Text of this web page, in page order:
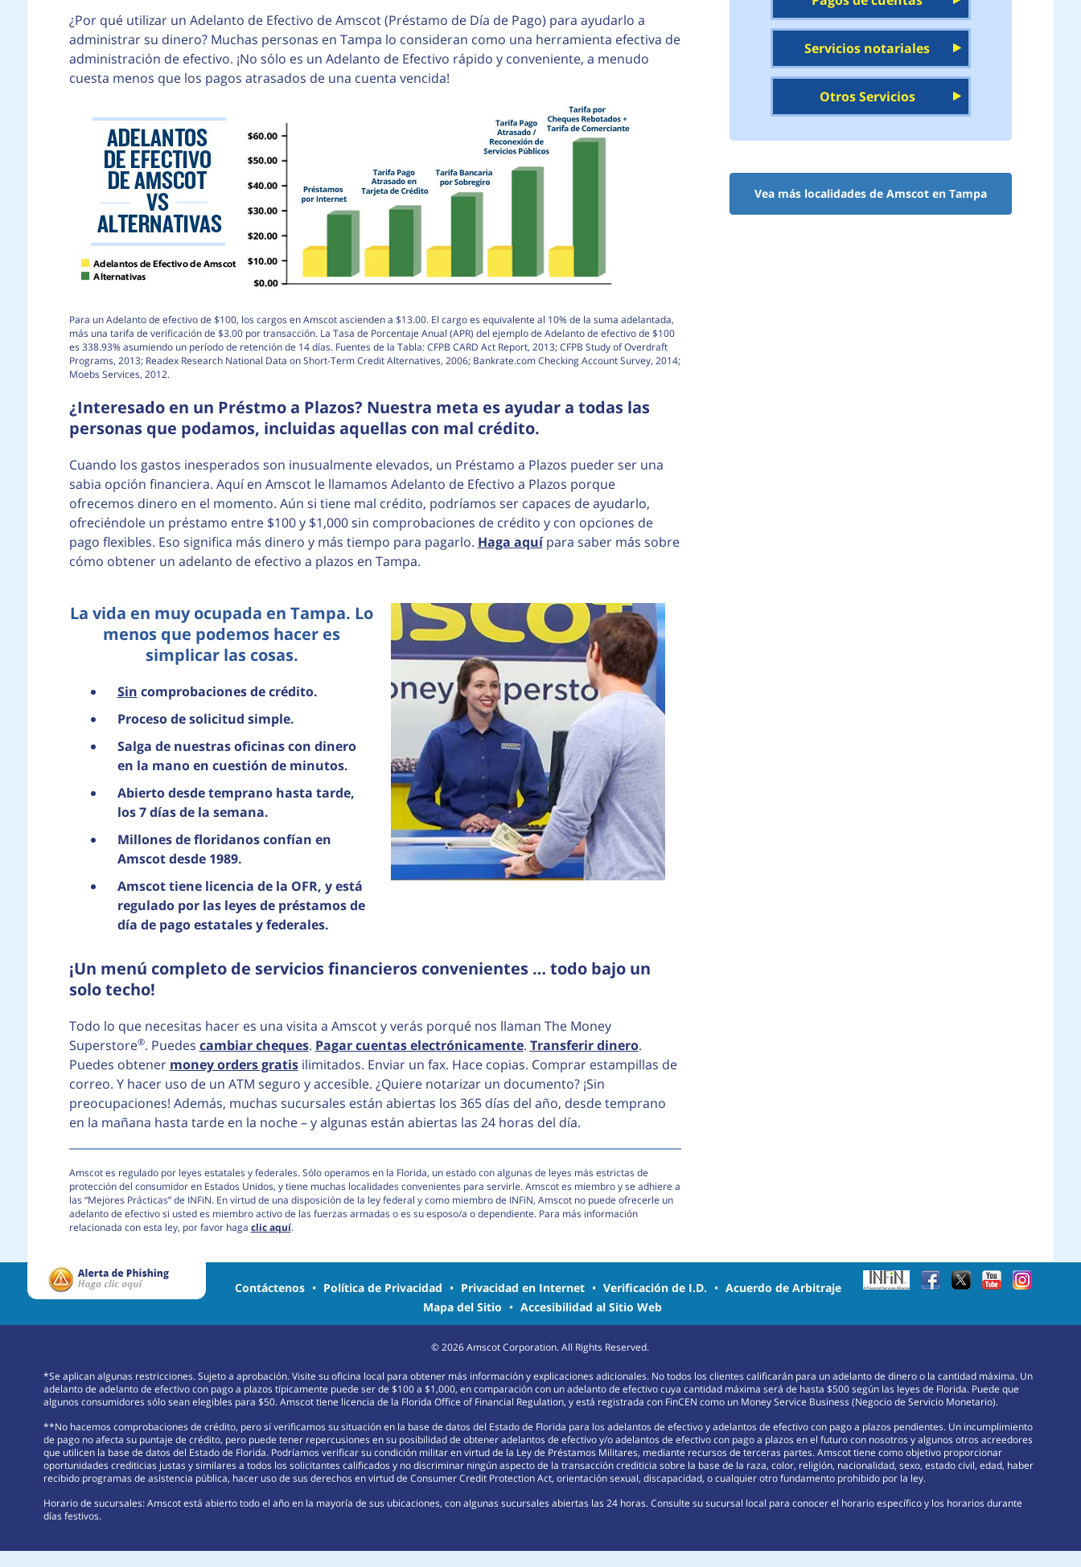
¿Por qué utilizar un Adelanto de Efectivo de Amscot (Préstamo de Día de Pago) para ayudarlo a
administrar su dinero? Muchas personas en Tampa lo consideran como una herramienta efectiva de
administración de efectivo. ¡No sólo es un Adelanto de Efectivo rápido y conveniente, a menudo
cuesta menos que los pagos atrasados de una cuenta vencida!
Para un Adelanto de efectivo de $100, los cargos en Amscot ascienden a $13.00. El cargo es equivalente al 10% de la suma adelantada,
más una tarifa de verificación de $3.00 por transacción. La Tasa de Porcentaje Anual (APR) del ejemplo de Adelanto de efectivo de $100
es 338.93% asumiendo un período de retención de 14 días. Fuentes de la Tabla: CFPB CARD Act Report, 2013; CFPB Study of Overdraft
Programs, 2013; Readex Research National Data on Short-Term Credit Alternatives, 2006; Bankrate.com Checking Account Survey, 2014;
Moebs Services, 2012.
¿Interesado en un Préstmo a Plazos? Nuestra meta es ayudar a todas las
personas que podamos, incluidas aquellas con mal crédito.
Cuando los gastos inesperados son inusualmente elevados, un Préstamo a Plazos pueder ser una
sabia opción financiera. Aquí en Amscot le llamamos Adelanto de Efectivo a Plazos porque
ofrecemos dinero en el momento. Aún si tiene mal crédito, podríamos ser capaces de ayudarlo,
ofreciéndole un préstamo entre $100 y $1,000 sin comprobaciones de crédito y con opciones de
pago flexibles. Eso significa más dinero y más tiempo para pagarlo. Haga aquípara saber más sobre
cómo obtener un adelanto de efectivo a plazos en Tampa.
La vida en muy ocupada en Tampa. Lo
menos que podemos hacer es
simplicar las cosas.
Sin comprobaciones de crédito.
Proceso de solicitud simple.
Salga de nuestras oficinas con dinero
en la mano en cuestión de minutos.
Abierto desde temprano hasta tarde,
los 7 días de la semana.
Millones de floridanos confían en
Amscot desde 1989.
Amscot tiene licencia de la OFR, y está
regulado por las leyes de préstamos de
día de pago estatales y federales.
¡Un menú completo de servicios financieros convenientes … todo bajo un
solo techo!
Todo lo que necesitas hacer es una visita a Amscot y verás porqué nos llaman The Money
Superstore®. Puedes cambiar cheques. Pagar cuentas electrónicamente. Transferir dinero.
Puedes obtener money orders gratisilimitados. Enviar un fax. Hace copias. Comprar estampillas de
correo. Y hacer uso de un ATM seguro y accesible. ¿Quiere notarizar un documento? ¡Sin
preocupaciones! Además, muchas sucursales están abiertas los 365 días del año, desde temprano
en la mañana hasta tarde en la noche – y algunas están abiertas las 24 horas del día.
Amscot es regulado por leyes estatales y federales. Sólo operamos en la Florida, un estado con algunas de leyes más estrictas de
protección del consumidor en Estados Unidos, y tiene muchas localidades convenientes para servirle. Amscot es miembro y se adhiere a
las “Mejores Prácticas” de INFiN. En virtud de una disposición de la ley federal y como miembro de INFiN, Amscot no puede ofrecerle un
adelanto de efectivo si usted es miembro activo de las fuerzas armadas o es su esposo/a o dependiente. Para más información
relacionada con esta ley, por favor haga clic aquí.
Servicios notariales
Otros Servicios
Vea más localidades de Amscot en Tampa
Contáctenos • Política de Privacidad • Privacidad en Internet • Verificación de I.D. • Acuerdo de Arbitraje
Mapa del Sitio • Accesibilidad al Sitio Web
©2026Amscot Corporation. All Rights Reserved.
*Se aplican algunas restricciones. Sujeto a aprobación. Visite su oficina local para obtener más información y explicaciones adicionales. No todos los clientes calificarán para un adelanto de dinero o la cantidad máxima. Un
adelanto de adelanto de efectivo con pago a plazos típicamente puede ser de $100 a $1,000, en comparación con un adelanto de efectivo cuya cantidad máxima será de hasta $500 según las leyes de Florida. Puede que
algunos consumidores sólo sean elegibles para $50. Amscot tiene licencia de la Florida Office of Financial Regulation, y está registrada con FinCEN como un Money Service Business (Negocio de Servicio Monetario).
**No hacemos comprobaciones de crédito, pero sí verificamos su situación en la base de datos del Estado de Florida para los adelantos de efectivo y adelantos de efectivo con pago a plazos pendientes. Un incumplimiento
de pago no afecta su puntaje de crédito, pero puede tener repercusiones en su posibilidad de obtener adelantos de efectivo y/o adelantos de efectivo con pago a plazos en el futuro con nosotros y algunos otros acreedores
que utilicen la base de datos del Estado de Florida. Podríamos verificar su condición militar en virtud de la Ley de Préstamos Militares, mediante recursos de terceras partes. Amscot tiene como objetivo proporcionar
oportunidades crediticias justas y similares a todos los solicitantes calificados y no discriminar ningún aspecto de la transacción crediticia sobre la base de la raza, color, religión, nacionalidad, sexo, estado civil, edad, haber
recibido programas de asistencia pública, hacer uso de sus derechos en virtud de Consumer Credit Protection Act, orientación sexual, discapacidad, o cualquier otro fundamento prohibido por la ley.
Horario de sucursales: Amscot está abierto todo el año en la mayoría de sus ubicaciones, con algunas sucursales abiertas las 24 horas. Consulte su sucursal local para conocer el horario específico y los horarios durante
días festivos.